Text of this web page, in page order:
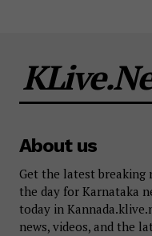
About us
Get the latest breaking
the day for Karnataka
today in
news, videos, and the